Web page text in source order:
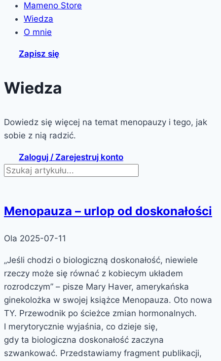
Mameno Store
Wiedza
O mnie
Zapisz się
Wiedza
Dowiedz się więcej na temat menopauzy i tego, jak
sobie z nią radzić.
Zaloguj / Zarejestruj konto
Menopauza – urlop od doskonałości
Ola 2025-07-11
„Jeśli chodzi o biologiczną doskonałość, niewiele
rzeczy może się równać z kobiecym układem
rozrodczym” – pisze Mary Haver, amerykańska
ginekolożka w swojej książce Menopauza. Oto nowa
TY. Przewodnik po ścieżce zmian hormonalnych.
I merytorycznie wyjaśnia, co dzieje się,
gdy ta biologiczna doskonałość zaczyna
szwankować. Przedstawiamy fragment publikacji,